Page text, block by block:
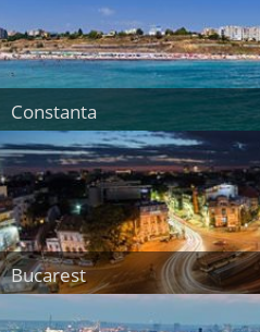
Constanta
Bucarest